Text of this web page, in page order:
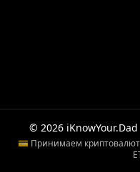
© 2026 iKnowYour.Dad
💳 Принимаем